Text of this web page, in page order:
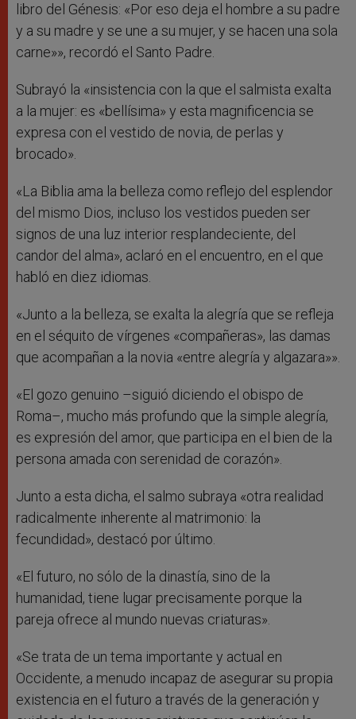
libro del Génesis: «Por eso deja el hombre a su padre
y a su madre y se une a su mujer, y se hacen una sola
carne»», recordó el Santo Padre.
Subrayó la «insistencia con la que el salmista exalta
a la mujer: es «bellísima» y esta magnificencia se
expresa con el vestido de novia, de perlas y
brocado».
«La Biblia ama la belleza como reflejo del esplendor
del mismo Dios, incluso los vestidos pueden ser
signos de una luz interior resplandeciente, del
candor del alma», aclaró en el encuentro, en el que
habló en diez idiomas.
«Junto a la belleza, se exalta la alegría que se refleja
en el séquito de vírgenes «compañeras», las damas
que acompañan a la novia «entre alegría y algazara»».
«El gozo genuino –siguió diciendo el obispo de
Roma–, mucho más profundo que la simple alegría,
es expresión del amor, que participa en el bien de la
persona amada con serenidad de corazón».
Junto a esta dicha, el salmo subraya «otra realidad
radicalmente inherente al matrimonio: la
fecundidad», destacó por último.
«El futuro, no sólo de la dinastía, sino de la
humanidad, tiene lugar precisamente porque la
pareja ofrece al mundo nuevas criaturas».
«Se trata de un tema importante y actual en
Occidente, a menudo incapaz de asegurar su propia
existencia en el futuro a través de la generación y